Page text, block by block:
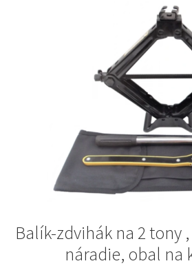
Balík-zdvihák na 2 tony
náradie, obal na